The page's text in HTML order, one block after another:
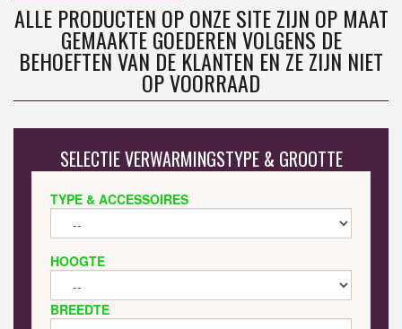
ALLE PRODUCTEN OP ONZE SITE ZIJN OP MAAT
GEMAAKTE GOEDEREN VOLGENS DE
BEHOEFTEN VAN DE KLANTEN EN ZE ZIJN NIET
OP VOORRAAD
SELECTIE VERWARMINGSTYPE & GROOTTE
TYPE & ACCESSOIRES
HOOGTE
BREEDTE